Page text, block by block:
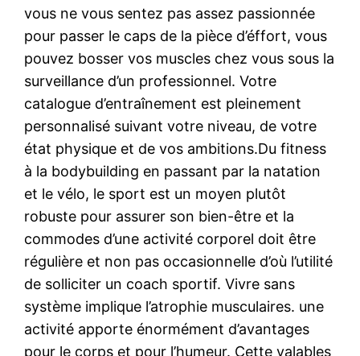
vous ne vous sentez pas assez passionnée
pour passer le caps de la pièce d’éffort, vous
pouvez bosser vos muscles chez vous sous la
surveillance d’un professionnel. Votre
catalogue d’entraînement est pleinement
personnalisé suivant votre niveau, de votre
état physique et de vos ambitions.Du fitness
à la bodybuilding en passant par la natation
et le vélo, le sport est un moyen plutôt
robuste pour assurer son bien-être et la
commodes d’une activité corporel doit être
régulière et non pas occasionnelle d’où l’utilité
de solliciter un coach sportif. Vivre sans
système implique l’atrophie musculaires. une
activité apporte énormément d’avantages
pour le corps et pour l’humeur. Cette valables